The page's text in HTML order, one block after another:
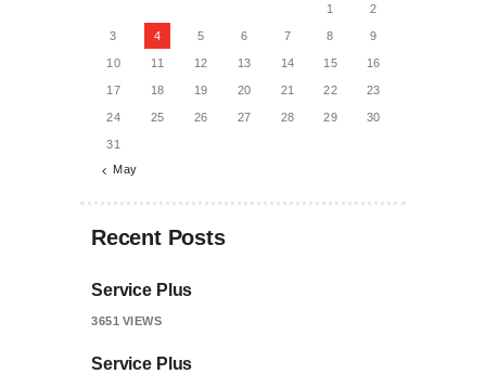
1
2
3 4 5 6 7 8 9
10 11 12 13 14 15 16
17 18 19 20 21 22 23
24 25 26 27 28 29 30
31
« May
Recent Posts
Service Plus
3651 VIEWS
Service Plus